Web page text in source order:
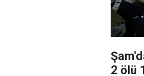
2 ölü